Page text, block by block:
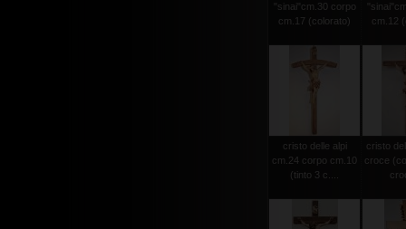
"sinai"cm.30 corpo
cm.17 (colorato)
cm.12
cristo delle alpi
cm.24 corpo cm.10
(tinto 3 c....
cristo
croce